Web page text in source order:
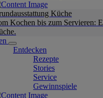
Küche
Kochen bis zum Servieren:
Entdecken
Rezepte
Stories
Service
Gewinnspiele